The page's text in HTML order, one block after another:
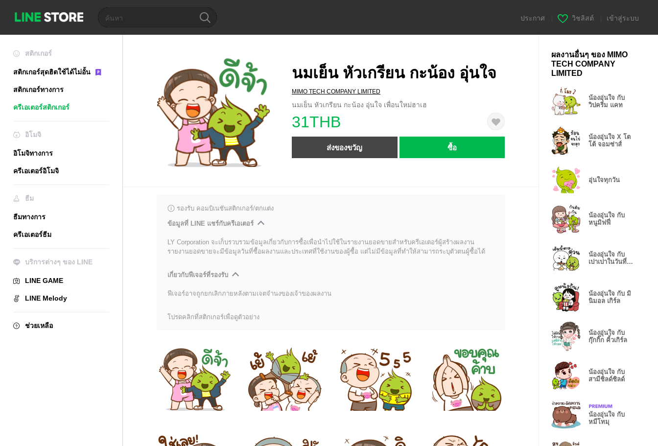
ประกาศ วิชลิสต์ เข้าสู่ระบบ
สติกเกอร์
สติกเกอร์สุดฮิตใช้ได้ไม่อั้น
สติกเกอร์ทางการ
ครีเอเตอร์สติกเกอร์
อิโมจิ
อิโมจิทางการ
ครีเอเตอร์อิโมจิ
ธีม
ธีมทางการ
ครีเอเตอร์ธีม
บริการต่างๆ ของ LINE
LINE GAME
LINE Melody
ช่วยเหลือ
นมเย็น หัวเกรียน กะน้อง อุ่นใจ
MIMO TECH COMPANY LIMITED
นมเย็น หัวเกรียน กะน้อง อุ่นใจ เพื่อนใหม่ฮาเฮ
31THB
ส่งของขวัญ ซื้อ
รองรับ คอมบิเนชันสติกเกอร์/ตกแต่ง
ข้อมูลที่ LINE แชร์กับครีเอเตอร์
LY Corporation จะเก็บรวบรวมข้อมูลเกี่ยวกับการซื้อเพื่อนำไปใช้ในรายงานยอดขายสำหรับครีเอเตอร์ผู้สร้างผลงาน
รายงานยอดขายจะมีข้อมูลวันที่ซื้อผลงานและประเทศที่ใช้งานของผู้ซื้อ แต่ไม่มีข้อมูลที่ทำให้สามารถระบุตัวตนผู้ซื้อได้
เกี่ยวกับฟีเจอร์ที่รองรับ
ฟีเจอร์อาจถูกยกเลิกภายหลังตามเจตจำนงของเจ้าของผลงาน
โปรดคลิกที่สติกเกอร์เพื่อดูตัวอย่าง
ผลงานอื่นๆ ของ MIMO
TECH COMPANY
LIMITED
น้องอุ่นใจ กับ
วิปครีม แคท
น้องอุ่นใจ X โต
โต้ จอมซ่าส์
อุ่นใจทุกวัน
น้องอุ่นใจ กับ
หนูมิฟฟี่
น้องอุ่นใจ กับ
เปาเปาในวันที่
น้องอุ่นใจ กับ มิ
นิมอล เกิร์ล
น้องอุ่นใจ กับ
กุ๊กกิ๊ก คิ้วเกิร์ล
น้องอุ่นใจ กับ
สามีชิลด์ชิลด์
น้องอุ่นใจ กับ
หมีโทมุ